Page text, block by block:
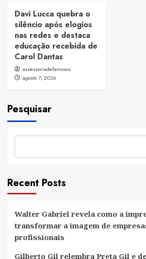
Davi Lucca quebra o
silêncio após elogios
nas redes e destaca
educação recebida de
Carol Dantas
assessoriadefamosos
agosto 7, 2026
Pesquisar
Recent Posts
Walter Gabriel revela como a
transformar a imagem de
profissionais
Gilberto Gil relembra Preta Gil e